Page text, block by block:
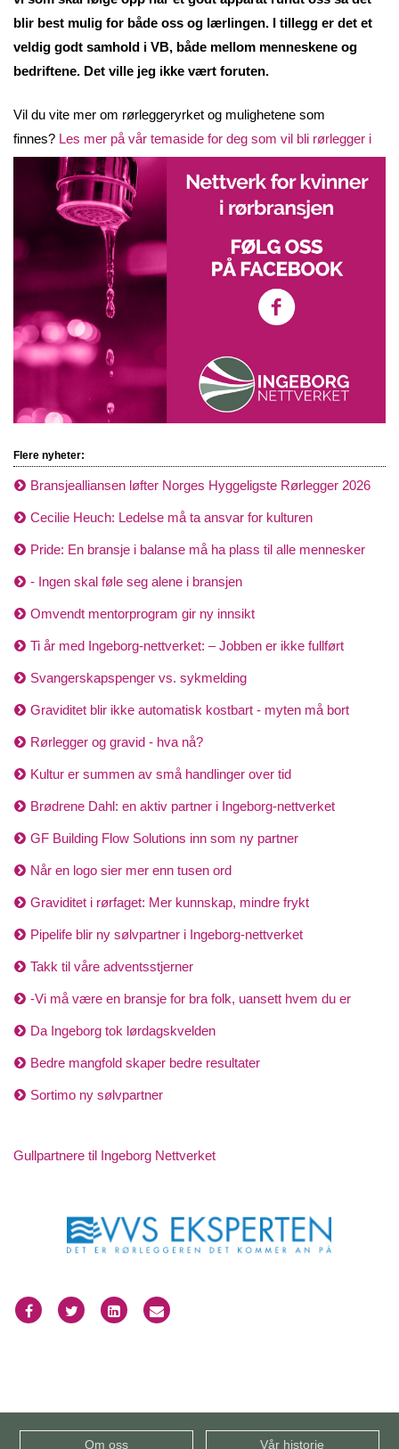
blir best mulig for både oss og lærlingen. I tillegg er det et
veldig godt samhold i VB, både mellom menneskene og
bedriftene. Det ville jeg ikke vært foruten.
Vil du vite mer om rørleggeryrket og mulighetene som
finnes? Les mer på vår temaside for deg som vil bli rørlegger i
Flere nyheter:
Bransjealliansen løfter Norges Hyggeligste Rørlegger 2026
Cecilie Heuch: Ledelse må ta ansvar for kulturen
Pride: En bransje i balanse må ha plass til alle mennesker
- Ingen skal føle seg alene i bransjen
Omvendt mentorprogram gir ny innsikt
Ti år med Ingeborg-nettverket: – Jobben er ikke fullført
Svangerskapspenger vs. sykmelding
Graviditet blir ikke automatisk kostbart - myten må bort
Rørlegger og gravid - hva nå?
Kultur er summen av små handlinger over tid
Brødrene Dahl: en aktiv partner i Ingeborg-nettverket
GF Building Flow Solutions inn som ny partner
Når en logo sier mer enn tusen ord
Graviditet i rørfaget: Mer kunnskap, mindre frykt
Pipelife blir ny sølvpartner i Ingeborg-nettverket
Takk til våre adventsstjerner
-Vi må være en bransje for bra folk, uansett hvem du er
Da Ingeborg tok lørdagskvelden
Bedre mangfold skaper bedre resultater
Sortimo ny sølvpartner
Gullpartnere til Ingeborg Nettverket
Om oss Vår historie